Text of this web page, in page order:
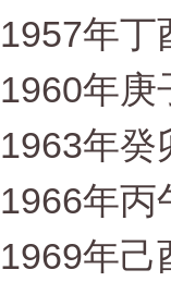
1957年丁
1960年庚
1963年癸
1966年丙
1969年己